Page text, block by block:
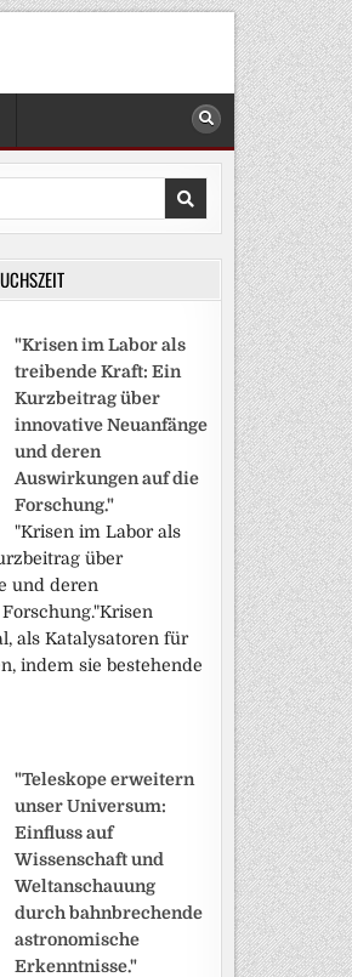
"Krisen im Labor als
treibende Kraft: Ein
Kurzbeitrag über
innovative Neuanfänge
und deren
Auswirkungen auf die
Forschung."
"Krisen im Labor als
über
und deren
als Katalysatoren für
indem sie bestehende
"Teleskope erweitern
unser Universum:
Einfluss auf
Wissenschaft und
Weltanschauung
durch bahnbrechende
astronomische
Erkenntnisse."